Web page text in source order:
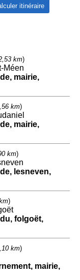
km)
Méen
mairie,
km)
mairie,
km)
lesneven,
)
folgoët,
km)
mairie,